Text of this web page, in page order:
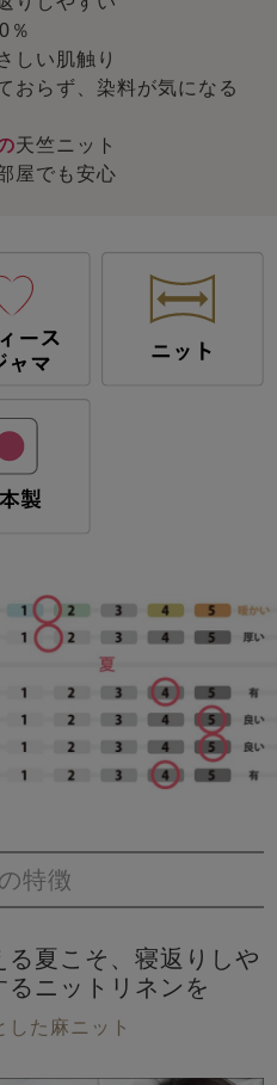
％
しい肌触り
おらず、染料が気になる
天竺ニット
屋でも安心
特徴
夏こそ、寝返りしや
ニットリネンを
した麻ニット